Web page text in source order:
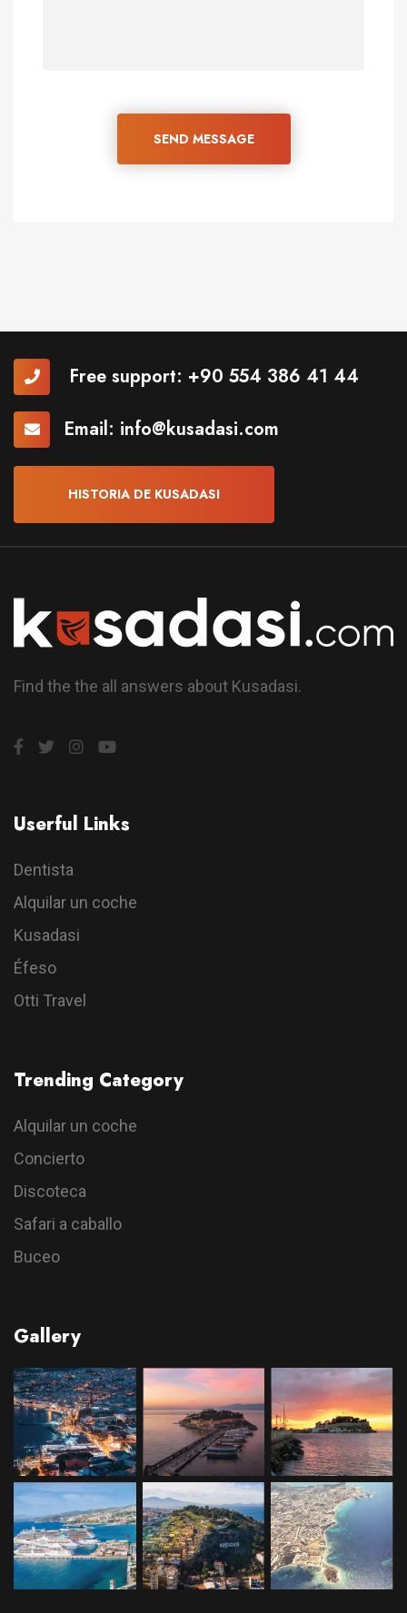
SEND MESSAGE
Free support: +90 554 386 41 44
Email: info@kusadasi.com
HISTORIA DE KUSADASI
Find the the all answers about Kusadasi.
Userful Links
Dentista
Alquilar un coche
Kusadasi
Éfeso
Otti Travel
Trending Category
Alquilar un coche
Concierto
Discoteca
Safari a caballo
Buceo
Gallery